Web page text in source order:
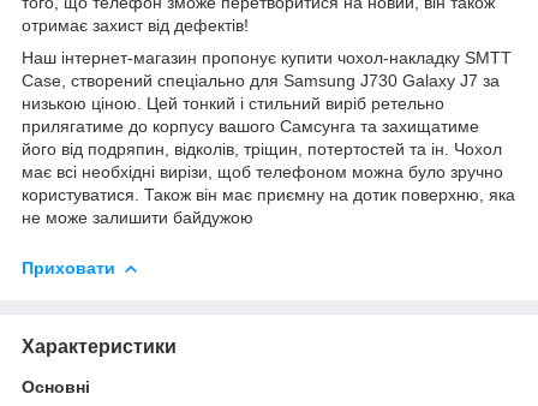
отримає захист від дефектів!
Наш інтернет-магазин пропонує купити чохол-накладку SMTT
Case, створений спеціально для Samsung J730 Galaxy J7 за
низькою ціною. Цей тонкий і стильний виріб ретельно
прилягатиме до корпусу вашого Самсунга та захищатиме
його від подряпин, відколів, тріщин, потертостей та ін. Чохол
має всі необхідні вирізи, щоб телефоном можна було зручно
користуватися. Також він має приємну на дотик поверхню, яка
не може залишити байдужою
Приховати
Характеристики
Основні